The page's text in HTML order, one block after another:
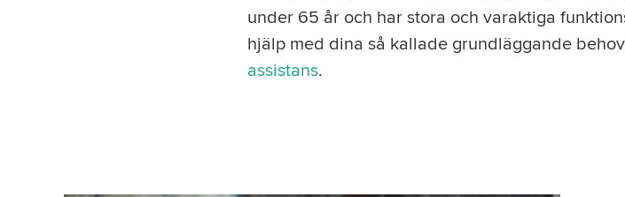
under 65 år och har stora och varaktiga
hjälp med dina så kallade grundläggande
assistans.